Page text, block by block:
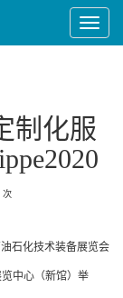
Toggle
制化服
次
石化技术装备展览会
览中心（新馆）举